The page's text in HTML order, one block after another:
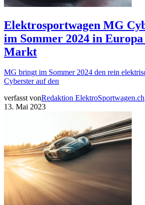
Elektrosportwagen MG
im Sommer 2024 in Europa
Markt
MG bringt im Sommer 2024 den rein
Cyberster auf den
verfasst vonRedaktion ElektroSportwagen.ch
13. Mai 2023